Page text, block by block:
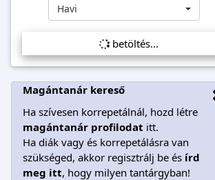
Havi
betöltés...
Magántanár kereső
Ha szívesen korrepetálnál, hozd létre
magántanár profilodat itt.
Ha diák vagy és korrepetálásra van
szükséged, akkor regisztrálj be és írd
meg itt, hogy milyen tantárgyban!